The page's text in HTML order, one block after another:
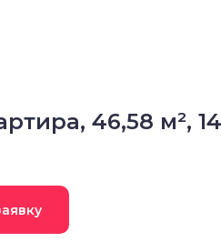
46,58 м²,